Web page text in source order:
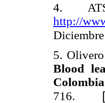
4.
http://
5.
Blood
Colombia
716. [